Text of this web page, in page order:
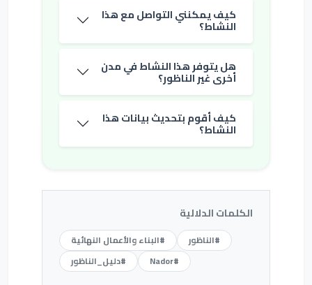
كيف يمكنني التواصل مع هذا
النشاط؟
هل يتوفر هذا النشاط في مدن
أخرى غير الناظور؟
كيف أقوم بتحديث بيانات هذا
النشاط؟
الكلمات الدلالية
#الناظور
#البناء والأعمال النهائية
#Nador
#دليل_الناظور